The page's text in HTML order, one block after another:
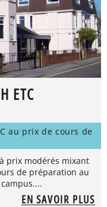
ETC
au prix de cours de
prix modérés mixant
de préparation au
EN SAVOIR PLUS